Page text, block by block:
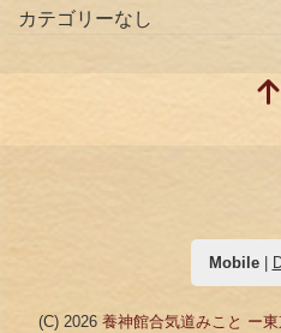
カテゴリーなし
Mobile|
(C) 2026 養神館合気道みこと ー